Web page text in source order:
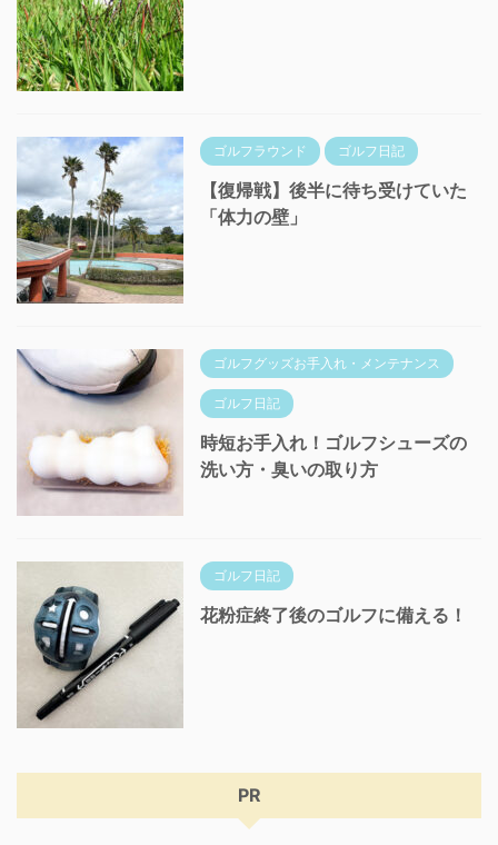
ゴルフラウンド ゴルフ日記
【復帰戦】後半に待ち受けていた
「体力の壁」
ゴルフグッズお手入れ・メンテナンス
ゴルフ日記
時短お手入れ！ゴルフシューズの
洗い方・臭いの取り方
ゴルフ日記
花粉症終了後のゴルフに備える！
PR